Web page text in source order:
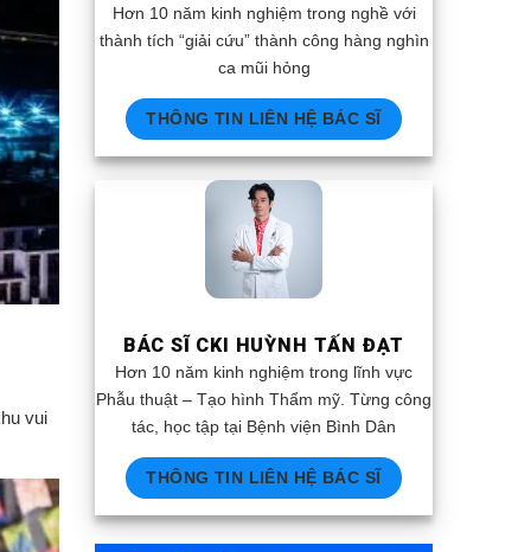
vui
Hơn 10 năm kinh nghiệm trong nghề với
thành tích “giải cứu” thành công hàng nghìn
ca mũi hỏng
THÔNG TIN LIÊN HỆ BÁC SĨ
BÁC SĨ CKI HUỲNH TẤN ĐẠT
Hơn 10 năm kinh nghiệm trong lĩnh vực
Phẫu thuật – Tạo hình Thẩm mỹ. Từng công
tác, học tập tại Bệnh viện Bình Dân
THÔNG TIN LIÊN HỆ BÁC SĨ